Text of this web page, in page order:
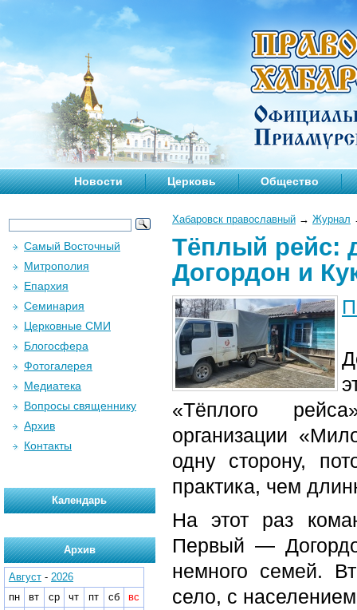
Новости Церковь Общество
Хабаровск православный → Журнал
Тёплый рейс:
Догордон и
«Тёплого
организации
одну сторону,
практика, чем
На этот раз
Первый —
немного семей.
село, с
Самый Восточный
Митрополия
Епархия
Семинария
Церковные СМИ
Блогосфера
Фотогалерея
Медиатека
Вопросы священнику
Архив
Контакты
Календарь
Архив
Август - 2026
пн
вт ср чт пт сб
вс